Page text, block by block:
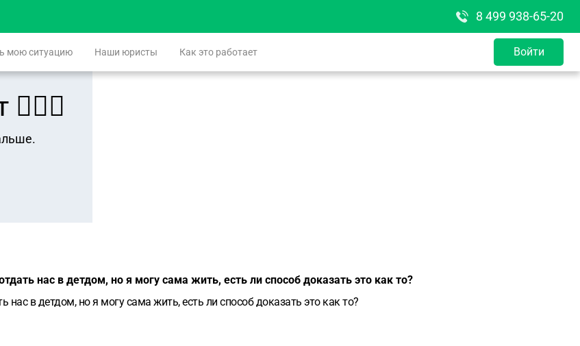
8 499 938-65-20
мою ситуацию Наши юристы Как это работает Войти
нас в детдом, но я могу сама жить, есть ли способ доказать это как то?
нас в детдом, но я могу сама жить, есть ли способ доказать это как то?